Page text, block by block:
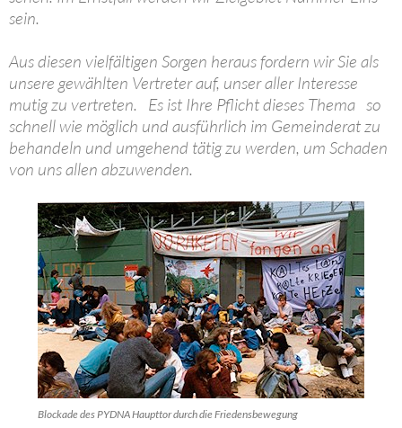
sein.
Aus diesen vielfältigen Sorgen heraus fordern wir Sie als
unsere gewählten Vertreter auf, unser aller Interesse
mutig zu vertreten. Es ist Ihre Pflicht dieses Thema so
schnell wie möglich und ausführlich im Gemeinderat zu
behandeln und umgehend tätig zu werden, um Schaden
von uns allen abzuwenden.
Blockade des PYDNA Haupttor durch die Friedensbewegung